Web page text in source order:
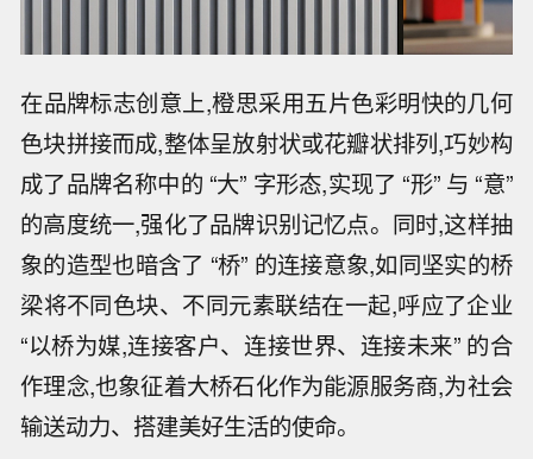
在品牌标志创意上,橙思采用五片色彩明快的几何
色块拼接而成,整体呈放射状或花瓣状排列,巧妙构
成了品牌名称中的 “大” 字形态,实现了 “形” 与 “意”
的高度统一,强化了品牌识别记忆点。同时,这样抽
象的造型也暗含了 “桥” 的连接意象,如同坚实的桥
梁将不同色块、不同元素联结在一起,呼应了企业
“以桥为媒,连接客户、连接世界、连接未来” 的合
作理念,也象征着大桥石化作为能源服务商,为社会
输送动力、搭建美好生活的使命。